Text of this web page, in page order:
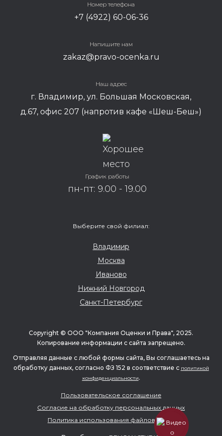
Елизавета Кравец
Руководитель
Ширшина Елена
Номер телефона
+7 (4922) 60-06-36
Напишите нам
zakaz@pravo-ocenka.ru
Наш адрес
г. Владимир, ул. Большая Московская,
д.67, офис 207 (напротив кафе «Шеш-Беш»)
График работы
пн-пт: 9.00 - 19.00
Выберите свой филиал:
Владимир
Москва
Иваново
Нижний Новгород
Санкт-Петербург
Copyright © ООО "Компания Оценки и Права", 2025.
Копирование информации с сайта запрещено.
Отправляя данные с любой формы сайта, Вы соглашаетесь на
обработку данных, согласно ФЗ 152 в соответствие с политикой
конфиденциальности.
Пользовательское соглашение
Согласие на обработку персональных данных
Политика использования файлов cookie